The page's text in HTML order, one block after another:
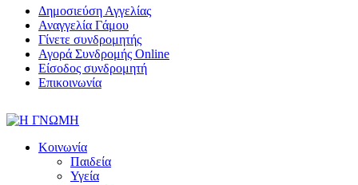
Δημοσιεύση Αγγελίας
Αναγγελία Γάμου
Γίνετε συνδρομητής
Αγορά Συνδρομής Online
Είσοδος συνδρομητή
Επικοινωνία
Κοινωνία
Παιδεία
Υγεία